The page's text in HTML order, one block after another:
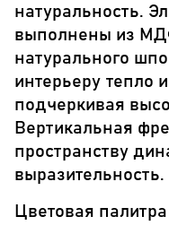
натуральность.
выполнены из
натурального
интерьеру тепло
подчеркивая
Вертикальная
пространству
выразительность.
Цветовая